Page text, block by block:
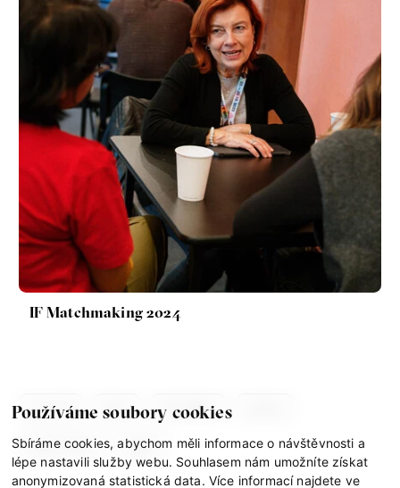
Používáme soubory cookies
Sbíráme cookies, abychom měli informace o návštěvnosti a
lépe nastavili služby webu. Souhlasem nám umožníte získat
anonymizovaná statistická data. Více informací najdete ve
láska technologie
Nová pravidla – o světě
pro jedno procento
s Ondřejem Slačálkem,
Miroslavem Palanským,
Lucií Trlifajovou
a Jakubem Rákosníkem
Jakub Rákosník
Ondřej Slačálek
Miroslav Palanský
Miloš Gregor
Jan Charvát
Matouš Hrdina
radikalizace média
IF Matchmaking 2024
co je if tým kontakty
partnerství gdpr